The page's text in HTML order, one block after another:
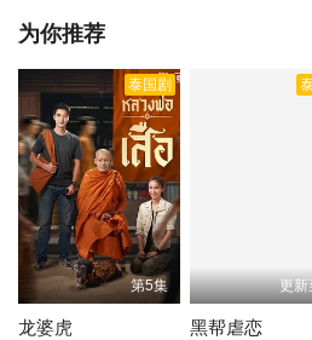
发展娱乐圈各方面的能力，但在成为
年上映。相关赞助院线：策驰影院，星
院，抖音短剧视频等40集全集完整版资
为你推荐
泰国剧
第5集
龙婆虎
更新
黑帮虐恋